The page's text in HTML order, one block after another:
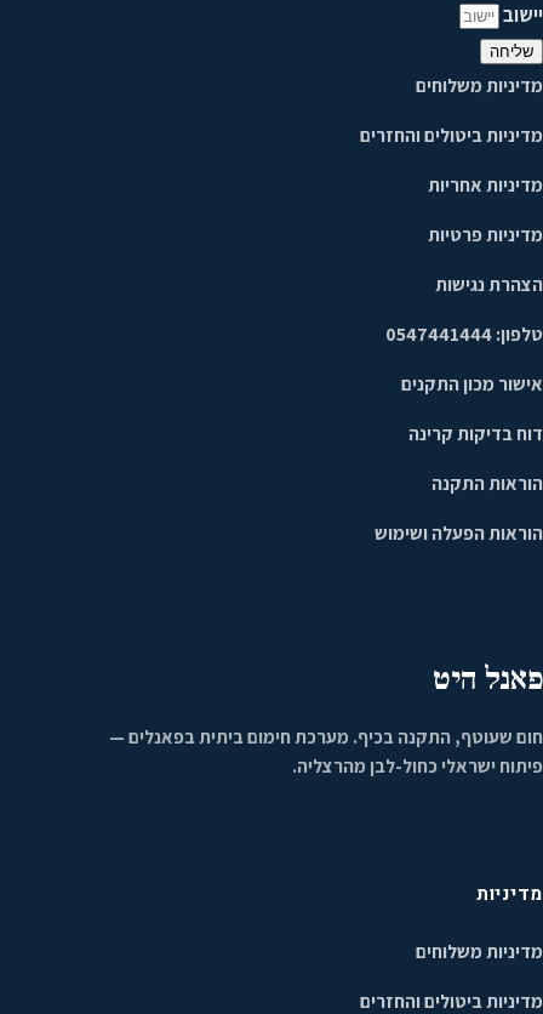
יישוב
שליחה
מדיניות משלוחים
מדיניות ביטולים והחזרים
מדיניות אחריות
מדיניות פרטיות
הצהרת נגישות
טלפון: 0547441444
אישור מכון התקנים
דוח בדיקות קרינה
הוראות התקנה
הוראות הפעלה ושימוש
פאנל היט
חום שעוטף, התקנה בכיף. מערכת חימום ביתית בפאנלים —
פיתוח ישראלי כחול-לבן מהרצליה.
מדיניות
מדיניות משלוחים
מדיניות ביטולים והחזרים